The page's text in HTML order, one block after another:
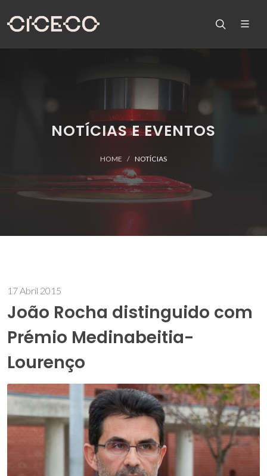
NOTÍCIAS E EVENTOS
HOME NOTÍCIAS
17 Abril 2015
João Rocha distinguido com
Prémio Medinabeitia-
Lourenço